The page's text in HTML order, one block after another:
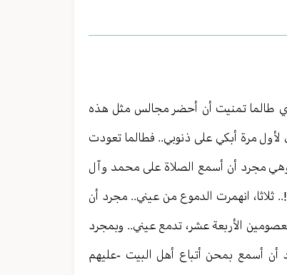
طالما تمنيت أن أحضر مجالس مثل هذه
لأول مرة أبكي على ذنوبي.. فطالما تعودت
وهي مجرد أن أسمع الصلاة على محمد وآل
انهمرت الدموع من عيني.. مجرد أن
الأربعة عشر، تدمع عيني.. وبمجرد
أن أسمع بمحن أتباع أهل البيت -عليهم